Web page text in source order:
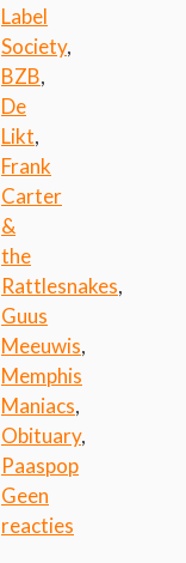
Label
Society,
BZB,
De
Likt,
Frank
Carter
&
the
Rattlesnakes,
Guus
Meeuwis,
Memphis
Maniacs,
Obituary,
Paaspop
Geen
reacties